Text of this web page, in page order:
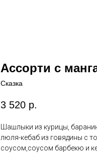
Ассорти с
Сказка
3 520 р.
Шашлыки из курицы,
люля-кебаб из говядины с
соусом,соусом барбекю и